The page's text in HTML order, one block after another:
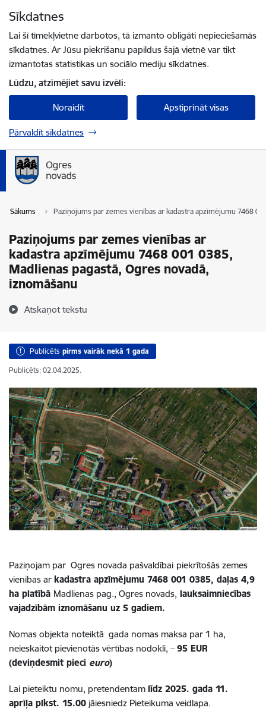
Sīkdatnes
Lai šī tīmekļvietne darbotos, tā izmanto obligāti nepieciešamās
sīkdatnes. Ar Jūsu piekrišanu papildus šajā vietnē var tikt
izmantotas statistikas un sociālo mediju sīkdatnes.
Lūdzu, atzīmējiet savu izvēli:
Noraidīt Apstiprināt visas
Pārvaldīt sīkdatnes
Sākums Paziņojums par zemes vienības ar kadastra apzīmējumu 7468
Paziņojums par zemes vienības ar
kadastra apzīmējumu 7468 001 0385,
Madlienas pagastā, Ogres novadā,
iznomāšanu
Atskaņot tekstu
Publicēts pirms vairāk nekā 1 gada
Publicēts: 02.04.2025.
Paziņojam par Ogres novada pašvaldībai piekrītošās zemes
vienības ar kadastra apzīmējumu 7468 001 0385, daļas 4,9
ha platībā Madlienas pag., Ogres novads, lauksaimniecības
vajadzībām iznomāšanu uz 5 gadiem.
Nomas objekta noteiktā gada nomas maksa par 1 ha,
neieskaitot pievienotās vērtības nodokli, –95 EUR
(deviņdesmit pieci euro)
Lai pieteiktu nomu, pretendentam līdz 2025. gada 11.
aprīļa plkst. 15.00 jāiesniedz Pieteikuma veidlapa.